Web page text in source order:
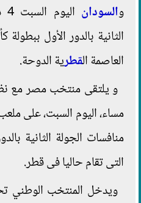
والسودان
الثانية بالدور الأول
العاصمة القطرية الدوحة.
و يلتقى منتخب مصر مع
مساء، اليوم السبت، على
منافسات الجولة الثانية
التى تقام حاليا فى قطر.
ويدخل المنتخب الوطني